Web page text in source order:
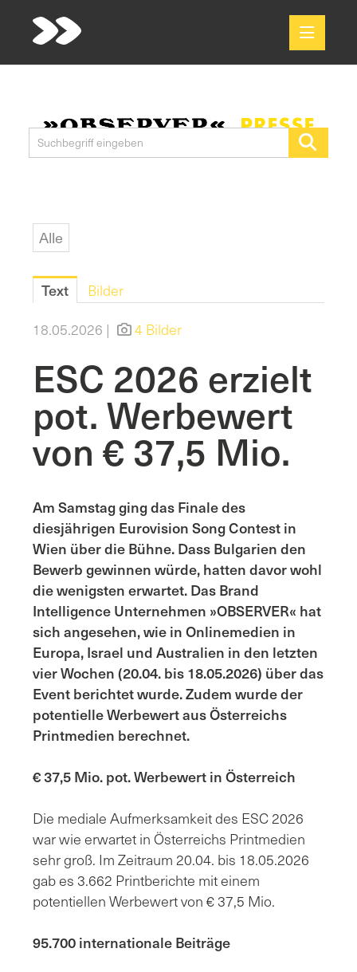
Media
Alle
Text
Bilder
18.05.2026 |
4 Bilder
ESC 2026 erzielt
pot. Werbewert
von € 37,5 Mio.
Am Samstag ging das Finale des
diesjährigen Eurovision Song Contest in
Wien über die Bühne. Dass Bulgarien den
Bewerb gewinnen würde, hatten davor wohl
die wenigsten erwartet. Das Brand
Intelligence Unternehmen »OBSERVER« hat
sich angesehen, wie in Onlinemedien in
Europa, Israel und Australien in den letzten
vier Wochen (20.04. bis 18.05.2026) über das
Event berichtet wurde. Zudem wurde der
potentielle Werbewert aus Österreichs
Printmedien berechnet.
€ 37,5 Mio. pot. Werbewert in Österreich
Die mediale Aufmerksamkeit des ESC 2026
war wie erwartet in Österreichs Printmedien
sehr groß. Im Zeitraum 20.04. bis 18.05.2026
gab es 3.662 Printberichte mit einem
potentiellen Werbewert von € 37,5 Mio.
95.700 internationale Beiträge